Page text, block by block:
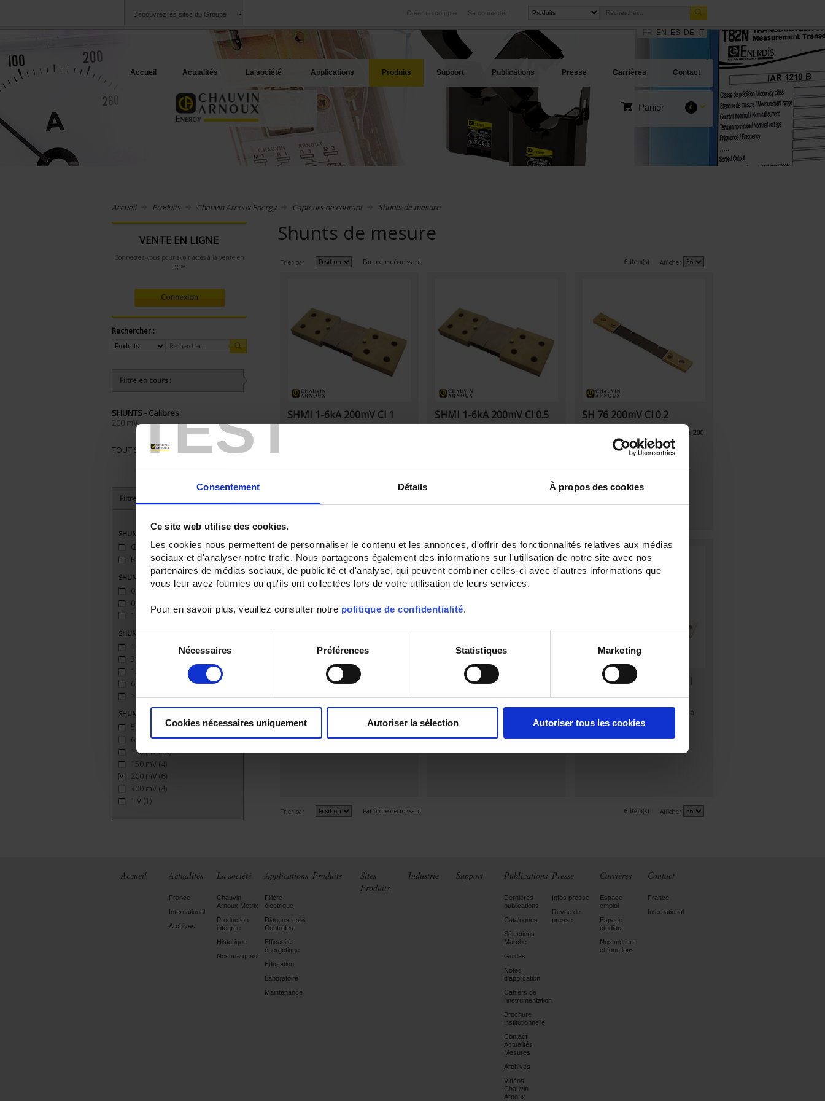
TEST
Consentement Détails À propos des cookies
Ce site web utilise des cookies.
Les cookies nous permettent de personnaliser le contenu et les annonces, d'offrir des fonctionnalités relatives aux médias
sociaux et d'analyser notre trafic. Nous partageons également des informations sur l'utilisation de notre site avec nos
partenaires de médias sociaux, de publicité et d'analyse, qui peuvent combiner celles-ci avec d'autres informations que
vous leur avez fournies ou qu'ils ont collectées lors de votre utilisation de leurs services.
Pour en savoir plus, veuillez consulter notre politique de confidentialité.
Sélection
du
consentement
Nécessaires Préférences Statistiques Marketing
Cookies nécessaires uniquement Autoriser la sélection Autoriser tous les cookies
Découvrez les sites du Groupe Se connecter
Créer un compte
Sociétés
Une offre à votre service
International
Nos filiales à l'étranger
Sites produits
Nos meilleures offres
EN ES DE IT
Accueil Actualités La société Applications Produits Support Publications Presse Carrières Contact
Panier 0
Accueil Produits Chauvin Arnoux Energy Capteurs de courant Shunts de mesure
VENTE EN LIGNE
Connectez-vous pour avoir accès à la vente en
ligne.
Connexion
Rechercher :
Filtre en cours :
SHUNTS - Calibres:
200 mV
TOUT SUPPRIMER
Filtrer les produits par critères
SHUNTS - Raccordement
Œil
(4)
Bloc pour barre(2)
SHUNTS - Classe de precision
0.2 / 0.25
0.5
1.0
(2)
SHUNTS - Intensite
10 à 25 A
30 à 100 A
125 à 500 A
600 à 750 A
> 1000 A(2)
SHUNTS - Calibres
50 mV
(11)
60 mV(10)
100 mV(13)
150 mV (4)
200 mV (6)
300 mV (4)
1 V (1)
Shunts de mesure
Trier par Par ordre décroissant 6 item(s) Afficher
SHMI 1-6kA 200mV Cl 1 SHMI 1-6kA 200mV Cl 0.5 SH 76 200mV Cl 0.2
Shunt - Raccordement à œil - 2 à 200
A - 200mV
SH 76 200mV Cl 0.5
Shunt - Raccordement à œil - 30 à
500 A - 200mV
SHMI 30-750A 200mV Cl 1
Shunt - Raccordement à œil - 30 à
750 A - 200mV
SHMI 30-750A 200mV Cl
0.5
Shunt - Raccordement à œil - 30 à
750 A - 200mV
Trier par Par ordre décroissant 6 item(s) Afficher
Accueil Actualités
France
International
Archives
La société
Chauvin
Arnoux Metrix
Production
intégrée
Historique
Nos marques
Applications
Filière
électrique
Diagnostics &
Contrôles
Efficacité
énergétique
Education
Laboratoire
Maintenance
Produits
Sites
Produits
Industrie Support Publications
Dernières
publications
Catalogues
Sélections
Marché
Guides
Notes
d'application
Cahiers de
l'instrumentation
Brochure
institutionnelle
Contact
Actualités
Mesures
Archives
Vidéos
Chauvin
Arnoux
Presse
Infos presse
Revue de
presse
Carrières
Espace
emploi
Espace
étudiant
Nos métiers
et fonctions
Contact
France
International